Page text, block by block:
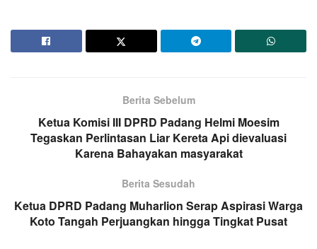
Berita Sebelum
Ketua Komisi III DPRD Padang Helmi Moesim
Tegaskan Perlintasan Liar Kereta Api dievaluasi
Karena Bahayakan masyarakat
Berita Sesudah
Ketua DPRD Padang Muharlion Serap Aspirasi Warga
Koto Tangah Perjuangkan hingga Tingkat Pusat